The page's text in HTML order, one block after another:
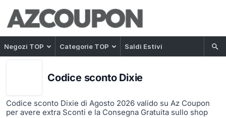
Negozi TOP Categorie TOP Saldi Estivi
Codice sconto Dixie
Codice sconto Dixie di Agosto 2026 valido su Az Coupon
per avere extra Sconti e la Consegna Gratuita sullo shop